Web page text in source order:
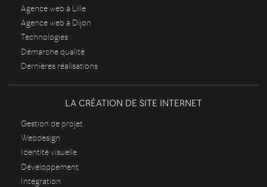
Agence web à Lille
Agence web à Dijon
Technologies
Démarche qualité
Dernières réalisations
LA CRÉATION DE SITE INTERNET
Gestion de projet
Webdesign
Identité visuelle
Développement
Intégration